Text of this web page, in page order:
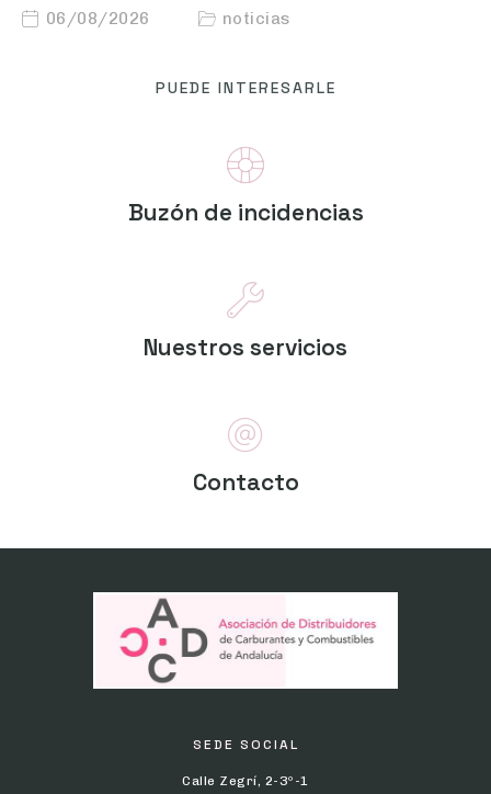
06/08/2026 noticias
PUEDE INTERESARLE
Buzón de incidencias
Nuestros servicios
Contacto
SEDE SOCIAL
Calle Zegrí, 2-3º-1